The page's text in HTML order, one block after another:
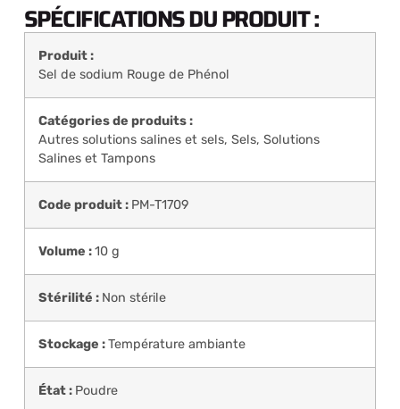
SPÉCIFICATIONS DU PRODUIT :
Produit :
Sel de sodium Rouge de Phénol
Catégories de produits :
Autres solutions salines et sels, Sels, Solutions
Salines et Tampons
Code produit : PM-T1709
Volume :10 g
Stérilité : Non stérile
Stockage :Température ambiante
État : Poudre